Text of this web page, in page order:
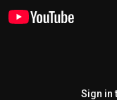
Sign in